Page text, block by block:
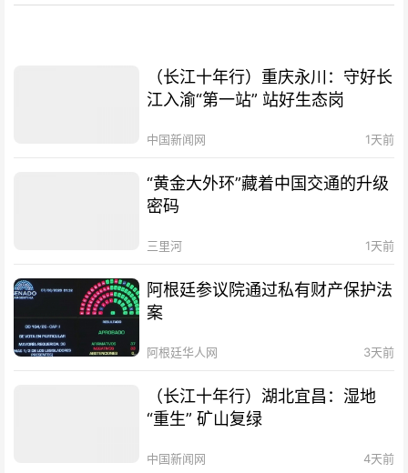
（长江十年行）重庆永川：守好长
江入渝“第一站” 站好生态岗
中国新闻网 1天前
“黄金大外环”藏着中国交通的升级
密码
三里河 1天前
阿根廷参议院通过私有财产保护法
案
阿根廷华人网 3天前
（长江十年行）湖北宜昌：湿地
“重生” 矿山复绿
中国新闻网 4天前